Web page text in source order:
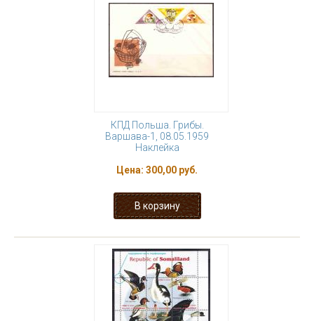
КПД Польша. Грибы.
Варшава-1, 08.05.1959
Наклейка
Цена: 300,00 руб.